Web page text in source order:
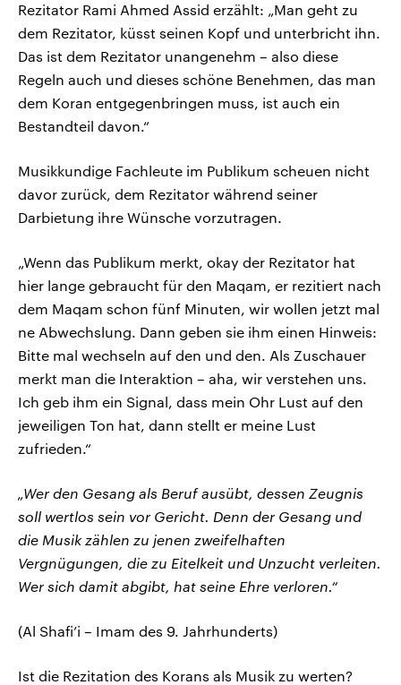
Rezitator Rami Ahmed Assid erzählt: „Man geht zu
dem Rezitator, küsst seinen Kopf und unterbricht ihn.
Das ist dem Rezitator unangenehm – also diese
Regeln auch und dieses schöne Benehmen, das man
dem Koran entgegenbringen muss, ist auch ein
Bestandteil davon.“
Musikkundige Fachleute im Publikum scheuen nicht
davor zurück, dem Rezitator während seiner
Darbietung ihre Wünsche vorzutragen.
„Wenn das Publikum merkt, okay der Rezitator hat
hier lange gebraucht für den Maqam, er rezitiert nach
dem Maqam schon fünf Minuten, wir wollen jetzt mal
ne Abwechslung. Dann geben sie ihm einen Hinweis:
Bitte mal wechseln auf den und den. Als Zuschauer
merkt man die Interaktion – aha, wir verstehen uns.
Ich geb ihm ein Signal, dass mein Ohr Lust auf den
jeweiligen Ton hat, dann stellt er meine Lust
zufrieden.“
„Wer den Gesang als Beruf ausübt, dessen Zeugnis
soll wertlos sein vor Gericht. Denn der Gesang und
die Musik zählen zu jenen zweifelhaften
Vergnügungen, die zu Eitelkeit und Unzucht verleiten.
Wer sich damit abgibt, hat seine Ehre verloren.“
(Al Shafi’i – Imam des 9. Jahrhunderts)
Ist die Rezitation des Korans als Musik zu werten?